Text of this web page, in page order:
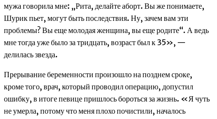
мужа говорила мне: „Рита, делайте аборт. Вы же понимаете,
Шурик пьет, могут быть последствия. Ну, зачем вам эти
проблемы? Вы еще молодая женщина, вы еще родите“. А ведь
мне тогда уже было за тридцать, возраст был к 35», —
делилась звезда.
Прерывание беременности произошло на позднем сроке,
кроме того, врач, который проводил операцию, допустил
ошибку, в итоге певице пришлось бороться за жизнь. «Я чуть
не умерла, потому что меня плохо почистили, началось